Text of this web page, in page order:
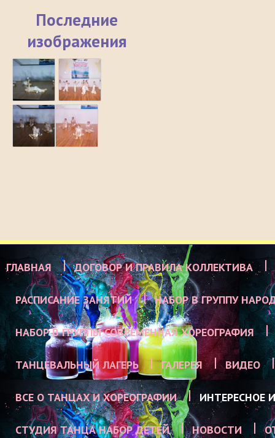
Последние
изображения
ГЛАВНАЯ ДОГОВОР И ПРАВИЛА КОЛЛЕКТИВА
РАСПИСАНИЕ ЗАНЯТИЙ НАБОР В ГРУППУ
НАБОР В ГРУППЫ СОВРЕМЕННАЯ ХОРЕОГРАФИЯ
ТАНЦЕВАЛЬНЫЙ ЛАГЕРЬ ГАЛЕРЕЯ ВИДЕО
ВСЕ О ТАНЦАХ И ХОРЕОГРАФИИ ИНТЕРЕСНОЕ
СТУДИЯ ТАНЦА НАБОР ДЕТЕЙ НОВОСТИ